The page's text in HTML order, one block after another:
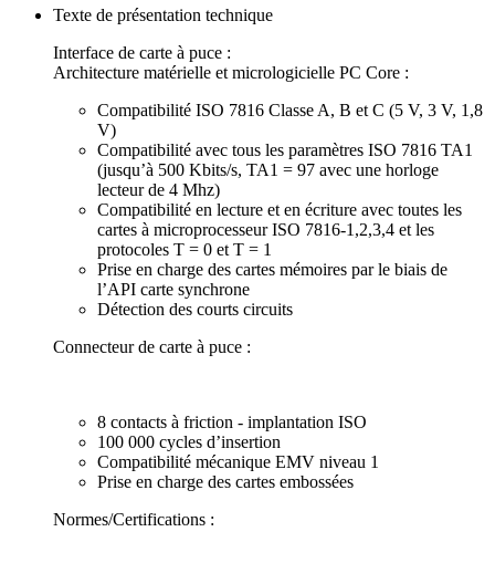
Texte de présentation technique
Interface de carte à puce :
Architecture matérielle et micrologicielle PC Core :
Compatibilité ISO 7816 Classe A, B et C (5 V, 3 V, 1,8
V)
Compatibilité avec tous les paramètres ISO 7816 TA1
(jusqu’à 500 Kbits/s, TA1 = 97 avec une horloge
lecteur de 4 Mhz)
Compatibilité en lecture et en écriture avec toutes les
cartes à microprocesseur ISO 7816-1,2,3,4 et les
protocoles T = 0 et T = 1
Prise en charge des cartes mémoires par le biais de
l’API carte synchrone
Détection des courts circuits
Connecteur de carte à puce :
8 contacts à friction - implantation ISO
100 000 cycles d’insertion
Compatibilité mécanique EMV niveau 1
Prise en charge des cartes embossées
Normes/Certifications :